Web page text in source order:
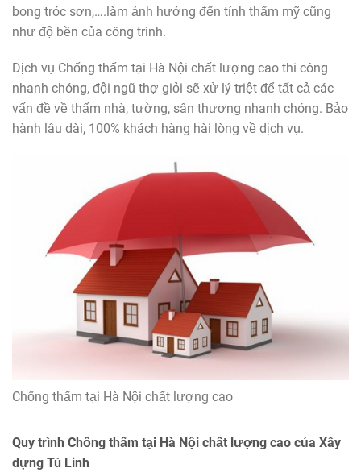
bong tróc sơn,….làm ảnh hưởng đến tính thẩm mỹ cũng
như độ bền của công trình.
Dịch vụ Chống thấm tại Hà Nội chất lượng cao thi công
nhanh chóng, đội ngũ thợ giỏi sẽ xử lý triệt để tất cả các
vấn đề về thấm nhà, tường, sân thượng nhanh chóng. Bảo
hành lâu dài, 100% khách hàng hài lòng về dịch vụ.
Chống thấm tại Hà Nội chất lượng cao
Quy trình Chống thấm tại Hà Nội chất lượng cao của Xây
dựng Tú Linh